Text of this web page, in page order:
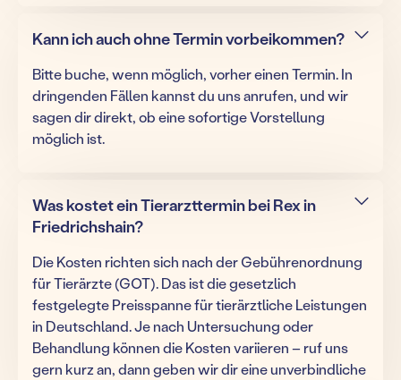
Kann ich auch ohne Termin vorbeikommen?
Bitte buche, wenn möglich, vorher einen Termin. In
dringenden Fällen kannst du uns anrufen, und wir
sagen dir direkt, ob eine sofortige Vorstellung
möglich ist.
Was kostet ein Tierarzttermin bei Rex in
Friedrichshain?
Die Kosten richten sich nach der Gebührenordnung
für Tierärzte (GOT). Das ist die gesetzlich
festgelegte Preisspanne für tierärztliche Leistungen
in Deutschland. Je nach Untersuchung oder
Behandlung können die Kosten variieren – ruf uns
gern kurz an, dann geben wir dir eine unverbindliche